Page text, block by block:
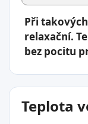
Při
relaxační.
bez pocitu
Teplota